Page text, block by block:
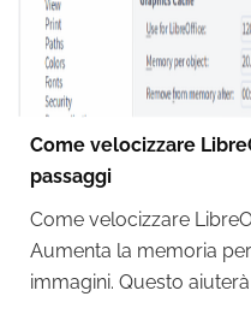
Come velocizzare
passaggi
Come velocizzare
Aumenta la memoria
immagini. Questo